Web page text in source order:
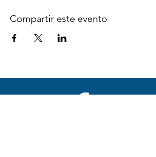
Compartir este evento